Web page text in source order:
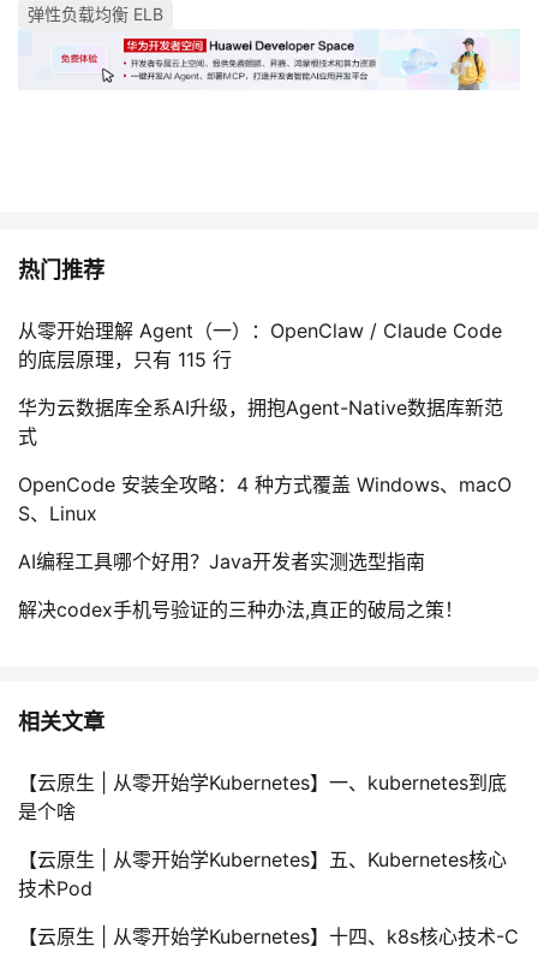
弹性负载均衡 ELB
热门推荐
从零开始理解 Agent（一）：OpenClaw / Claude Code
的底层原理，只有 115 行
华为云数据库全系AI升级，拥抱Agent-Native数据库新范
式
OpenCode 安装全攻略：4 种方式覆盖 Windows、macO
S、Linux
AI编程工具哪个好用？Java开发者实测选型指南
解决codex手机号验证的三种办法,真正的破局之策！
相关文章
【云原生 | 从零开始学Kubernetes】一、kubernetes到底
是个啥
【云原生 | 从零开始学Kubernetes】五、Kubernetes核心
技术Pod
【云原生 | 从零开始学Kubernetes】十四、k8s核心技术-C